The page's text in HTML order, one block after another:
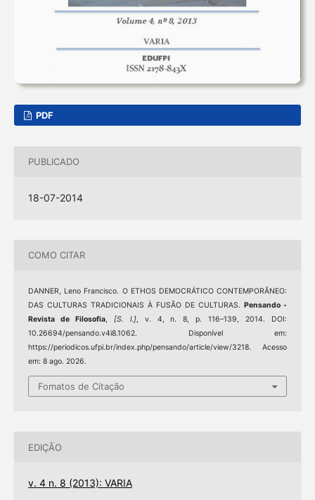
PDF
PUBLICADO
18-07-2014
COMO CITAR
DANNER, Leno Francisco. O ETHOS DEMOCRÁTICO CONTEMPORÂNEO:
DAS CULTURAS TRADICIONAIS À FUSÃO DE CULTURAS.Pensando -
Revista de Filosofia, [S. l.], v. 4, n. 8, p. 116–139, 2014. DOI:
10.26694/pensando.v4i8.1062. Disponível em:
https://periodicos.ufpi.br/index.php/pensando/article/view/3218. Acesso
em: 8 ago. 2026.
Fomatos de Citação
EDIÇÃO
v. 4 n. 8 (2013): VARIA